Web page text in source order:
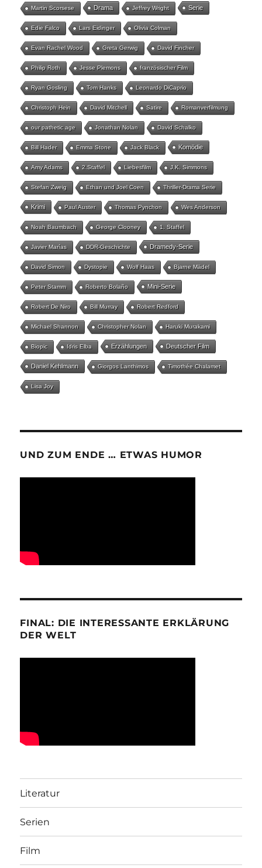
Martin Scorsese Drama Jeffrey Wright Serie
Edie Falco Lars Eidinger Olivia Colman
Evan Rachel Wood Greta Gerwig David Fincher
Philip Roth Jesse Plemons französischer Film
Ryan Gosling Tom Hanks Leonardo DiCaprio
Christoph Hein David Mitchell Satire Romanverfilmung
our pathetic age Jonathan Nolan David Schalko
Bill Hader Emma Stone Jack Black Komödie
Amy Adams 2.Staffel Liebesfilm J.K. Simmons
Stefan Zweig Ethan und Joel Coen Thriller-Drama Serie
Krimi Paul Auster Thomas Pynchon Wes Anderson
Noah Baumbach George Clooney 1. Staffel
Javier Marías DDR-Geschichte Dramedy-Serie
David Simon Dystopie Wolf Haas Bjarne Mädel
Peter Stamm Roberto Bolaño Mini-Serie
Robert De Niro Bill Murray Robert Redford
Michael Shannon Christopher Nolan Haruki Murakami
Biopic Idris Elba Erzählungen Deutscher Film
Daniel Kehlmann Giorgos Lanthimos Timothée Chalamet
Lisa Joy
UND ZUM ENDE … ETWAS HUMOR
FINAL: DIE INTERESSANTE ERKLÄRUNG
DER WELT
Literatur
Serien
Film